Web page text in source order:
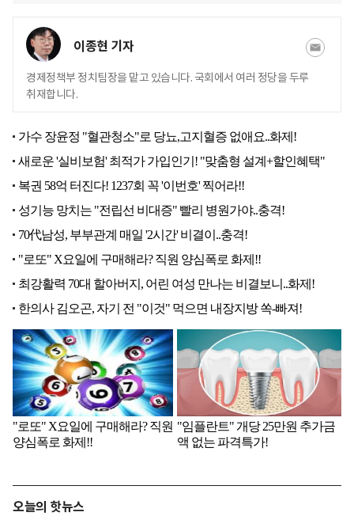
이종현 기자
경제정책부 정치팀장을 맡고 있습니다. 국회에서 여러 정당을 두루
취재합니다.
오늘의 핫뉴스